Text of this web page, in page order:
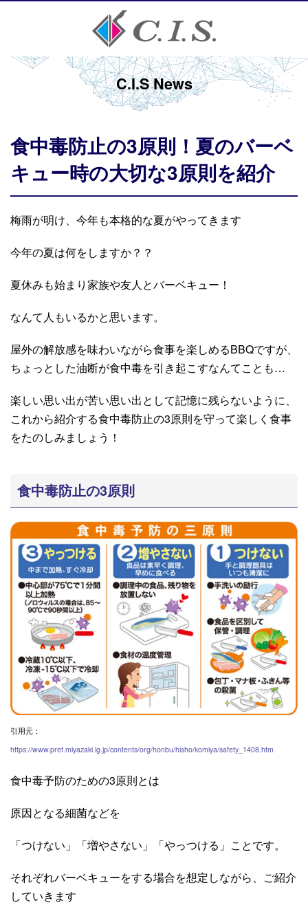
C.I.S News
食中毒防止の3原則！夏のバーベ
キュー時の大切な3原則を紹介
梅雨が明け、今年も本格的な夏がやってきます
今年の夏は何をしますか？？
夏休みも始まり家族や友人とバーベキュー！
なんて人もいるかと思います。
屋外の解放感を味わいながら食事を楽しめるBBQですが、
ちょっとした油断が食中毒を引き起こすなんてことも…
楽しい思い出が苦い思い出として記憶に残らないように、
これから紹介する食中毒防止の3原則を守って楽しく食事
をたのしみましょう！
食中毒防止の3原則
引用元：
https://www.pref.miyazaki.lg.jp/contents/org/honbu/hisho/komiya/safety_1408.htm
食中毒予防のための3原則とは
原因となる細菌などを
「つけない」「増やさない」「やっつける」ことです。
それぞれバーベキューをする場合を想定しながら、ご紹介
していきます